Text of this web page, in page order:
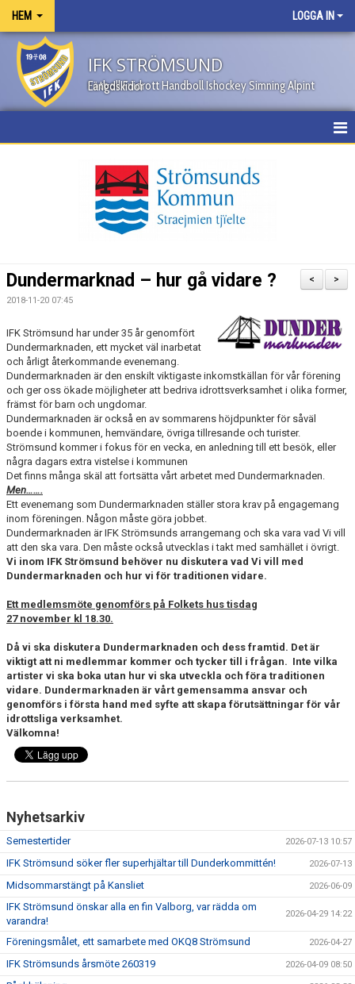
HEM LOGGA IN
IFK STRÖMSUND
Fotboll Friidrott Handboll Ishockey Simning Alpint Längdskidor
KALENDER
BILDGALLERI
DOKUMENT
MATCHER
VECKOSCHEMA
>
<
Dundermarknad – hur gå vidare ?
2018-11-20 07:45
IFK Strömsund har under 35 år genomfört
Dundermarknaden, ett mycket väl inarbetat
och årligt återkommande evenemang.
Dundermarknaden är den enskilt viktigaste inkomstkällan för vår förening
och ger oss ökade möjligheter att bedriva idrottsverksamhet i olika former,
främst för barn och ungdomar.
Dundermarknaden är också en av sommarens höjdpunkter för såväl
boende i kommunen, hemvändare, övriga tillresande och turister.
Strömsund kommer i fokus för en vecka, en anledning till ett besök, eller
några dagars extra vistelse i kommunen
Det finns många skäl att fortsätta vårt arbetet med Dundermarknaden.
Men…….
Ett evenemang som Dundermarknaden ställer stora krav på engagemang
inom föreningen. Någon måste göra jobbet.
Dundermarknaden är IFK Strömsunds arrangemang och ska vara vad Vi vill
att den ska vara. Den måste också utvecklas i takt med samhället i övrigt.
Vi inom IFK Strömsund behöver nu diskutera vad Vi vill med
Dundermarknaden och hur vi för traditionen vidare.
Ett medlemsmöte genomförs på Folkets hus tisdag
27 november kl 18.30.
Då vi ska diskutera Dundermarknaden och dess framtid. Det är
viktigt att ni medlemmar kommer och tycker till i frågan. Inte vilka
artister vi ska boka utan hur vi ska utveckla och föra traditionen
vidare. Dundermarknaden är vårt gemensamma ansvar och
genomförs i första hand med syfte att skapa förutsättningar för vår
idrottsliga verksamhet.
Välkomna!
Nyhetsarkiv
Semestertider 2026-07-13 10:57
IFK Strömsund söker fler superhjältar till Dunderkommittén! 2026-07-13
Midsommarstängt på Kansliet 2026-06-09
IFK Strömsund önskar alla en fin Valborg, var rädda om
varandra!
2026-04-29 14:22
Föreningsmålet, ett samarbete med OKQ8 Strömsund 2026-04-27
IFK Strömsunds årsmöte 260319 2026-04-09 08:50